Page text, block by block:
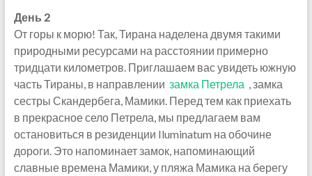
День 2
От горы к морю! Так, Тирана наделена двумя такими
природными ресурсами на расстоянии примерно
тридцати километров. Приглашаем вас увидеть южную
часть Тираны, в направлении замка Петрела , замка
сестры Скандербега, Мамики. Перед тем как приехать
в прекрасное село Петрела, мы предлагаем вам
остановиться в резиденции Iluminatum на обочине
дороги. Это напоминает замок, напоминающий
славные времена Мамики, у пляжа Мамика на берегу